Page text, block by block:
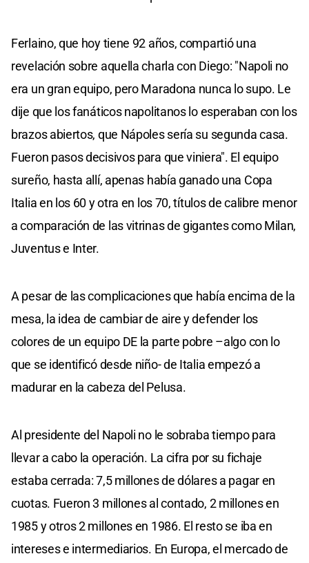
Ferlaino, que hoy tiene 92 años, compartió una
revelación sobre aquella charla con Diego: "Napoli no
era un gran equipo, pero Maradona nunca lo supo. Le
dije que los fanáticos napolitanos lo esperaban con los
brazos abiertos, que Nápoles sería su segunda casa.
Fueron pasos decisivos para que viniera". El equipo
sureño, hasta allí, apenas había ganado una Copa
Italia en los 60 y otra en los 70, títulos de calibre menor
a comparación de las vitrinas de gigantes como Milan,
Juventus e Inter.
A pesar de las complicaciones que había encima de la
mesa, la idea de cambiar de aire y defender los
colores de un equipo DE la parte pobre –algo con lo
que se identificó desde niño- de Italia empezó a
madurar en la cabeza del Pelusa.
Al presidente del Napoli no le sobraba tiempo para
llevar a cabo la operación. La cifra por su fichaje
estaba cerrada: 7,5 millones de dólares a pagar en
cuotas. Fueron 3 millones al contado, 2 millones en
1985 y otros 2 millones en 1986. El resto se iba en
intereses e intermediarios. En Europa, el mercado de